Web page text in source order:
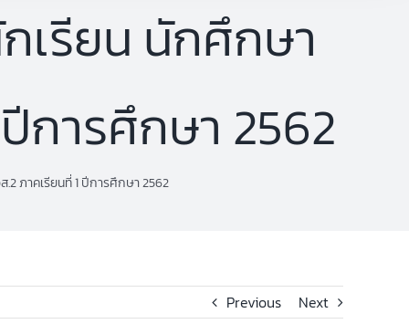
เรียน นักศึกษา
การศึกษา 2562
ภาคเรียนที่ 1 ปีการศึกษา 2562
Previous Next